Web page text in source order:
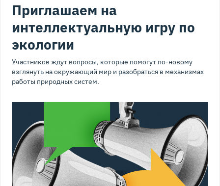
Приглашаем на
интеллектуальную игру по
экологии
Участников ждут вопросы, которые помогут по-новому
взглянуть на окружающий мир и разобраться в механизмах
работы природных систем.